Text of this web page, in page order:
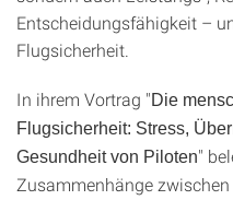
Entscheidungsfähigkeit –
Flugsicherheit.
In ihrem Vortrag "Die
Flugsicherheit: Stress,
Gesundheit von Piloten"
Zusammenhänge